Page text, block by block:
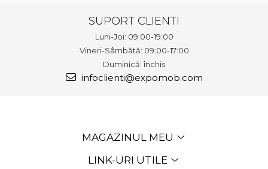
SUPORT CLIENTI
Luni-Joi: 09:00-19:00
Vineri-Sâmbătă: 09:00-17:00
Duminică: închis
infoclienti@expomob.com
MAGAZINUL MEU
LINK-URI UTILE